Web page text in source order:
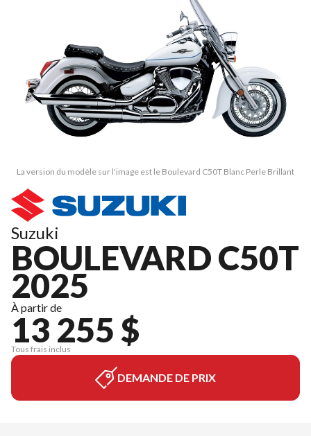
La version du modèle sur l'image est le Boulevard C50T Blanc Perle Brillant
Suzuki
BOULEVARD C50T
2025
À partir de
13 255 $
Tous frais inclus
DEMANDE DE PRIX